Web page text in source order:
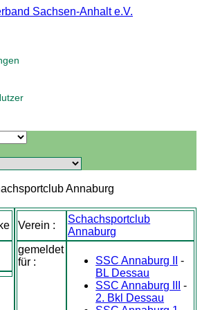
Annaburg
Verein :
Schachsportclub
Annaburg
gemeldet
für :
SSC Annaburg II
-
BL Dessau
SSC Annaburg III
-
2. Bkl Dessau